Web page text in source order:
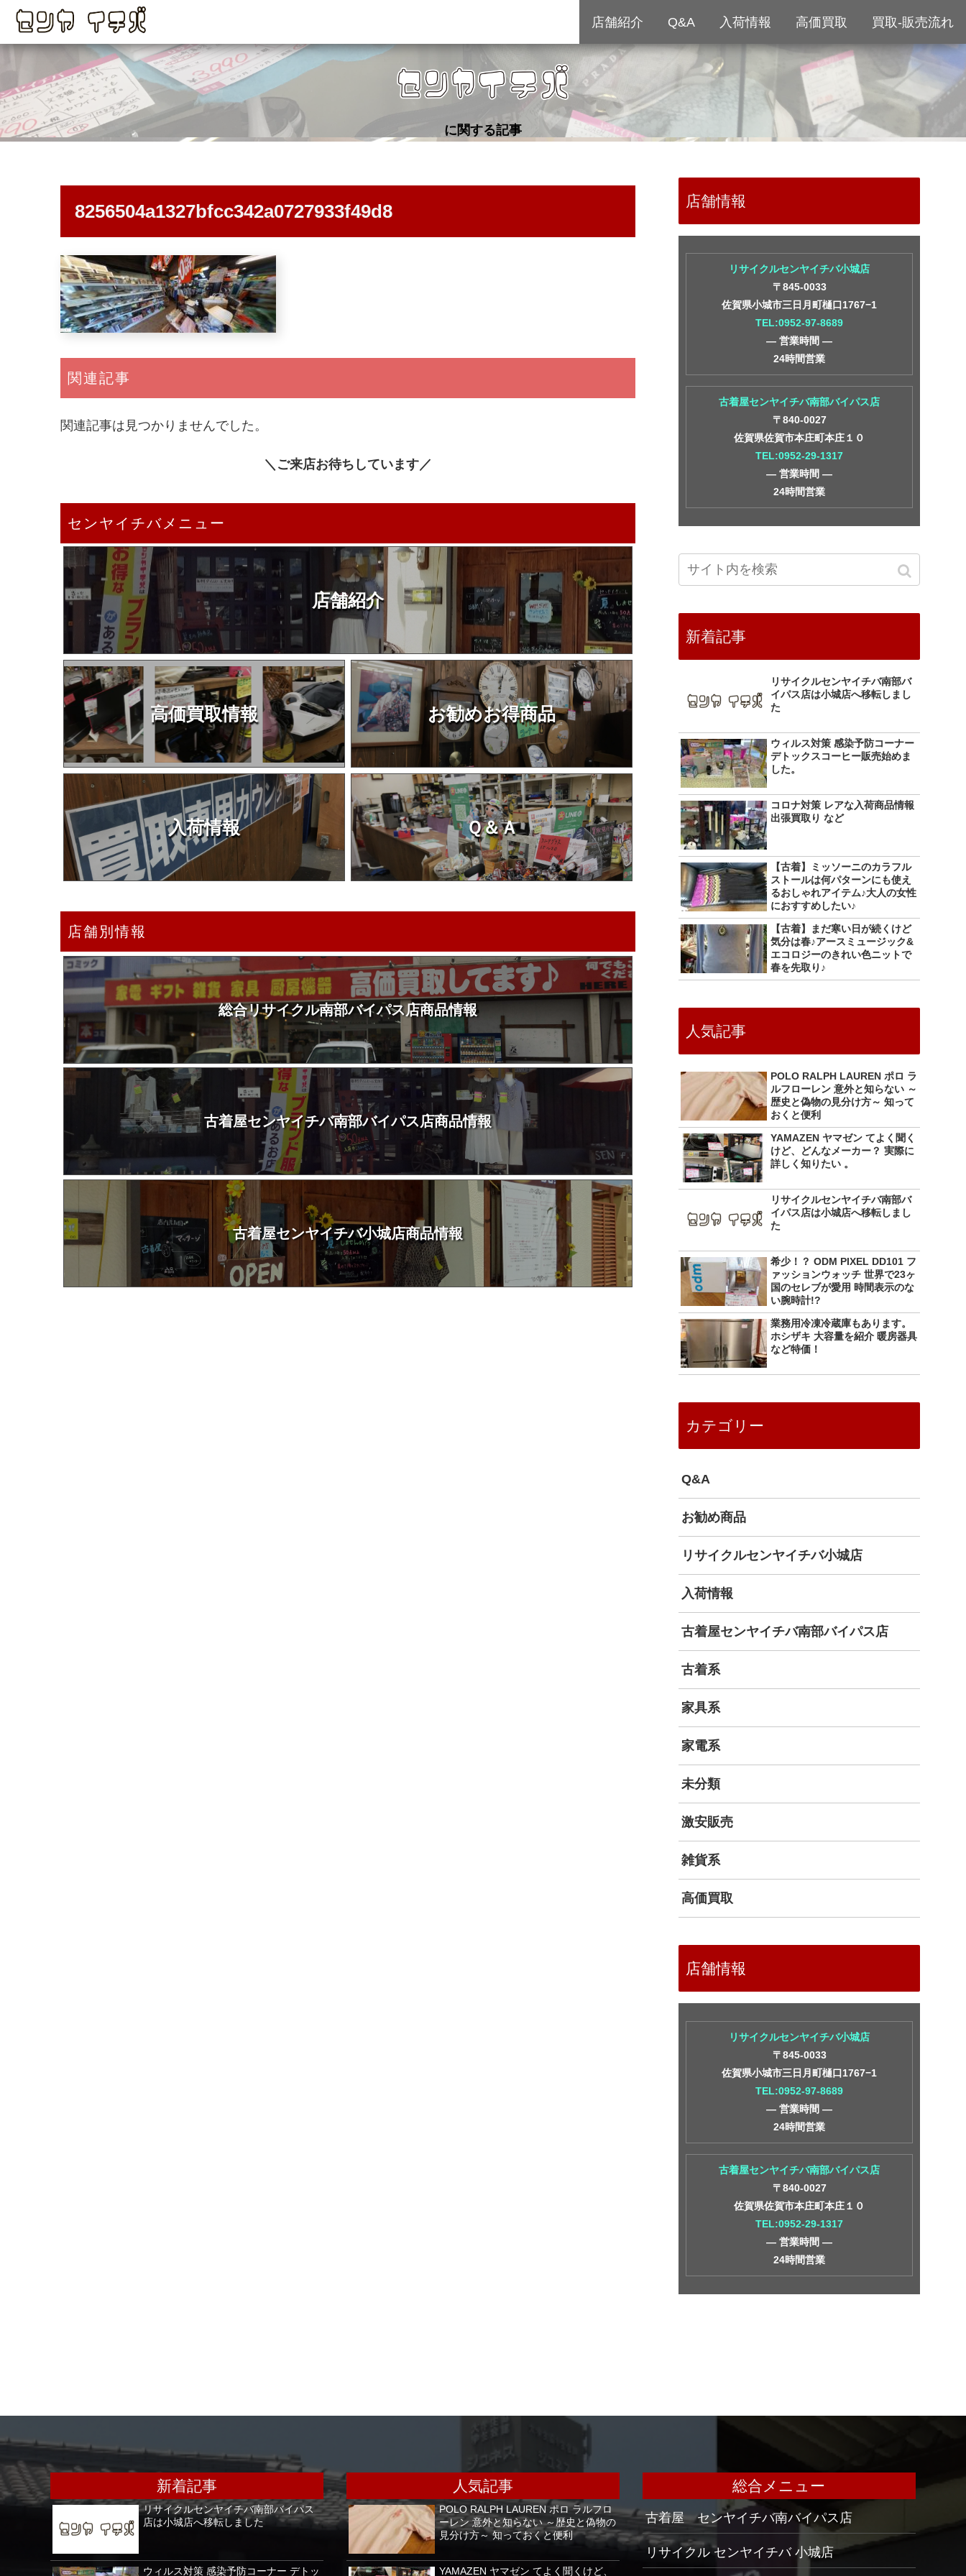
に関する記事
8256504a1327bfcc342a0727933f49d8
関連記事
関連記事は見つかりませんでした。
＼ご来店お待ちしています／
センヤイチバメニュー
店舗紹介
高価買取情報 お勧めお得商品
入荷情報 Ｑ＆Ａ
店舗別情報
総合リサイクル南部バイパス店商品情報
古着屋センヤイチバ南部バイパス店商品情報
古着屋センヤイチバ小城店商品情報
店舗情報
リサイクルセンヤイチバ小城店
〒845-0033
佐賀県小城市三日月町樋口1767−1
TEL:0952-97-8689
― 営業時間 ―
24時間営業
古着屋センヤイチバ南部バイパス店
〒840-0027
佐賀県佐賀市本庄町本庄１０
TEL:0952-29-1317
― 営業時間 ―
24時間営業
新着記事
リサイクルセンヤイチバ南部バ
イパス店は小城店へ移転しまし
た
ウィルス対策 感染予防コーナー
デトックスコーヒー販売始めま
した。
コロナ対策 レアな入荷商品情報
出張買取り など
【古着】ミッソーニのカラフル
ストールは何パターンにも使え
るおしゃれアイテム♪大人の女性
におすすめしたい♪
【古着】まだ寒い日が続くけど
気分は春♪アースミュージック&
エコロジーのきれい色ニットで
春を先取り♪
人気記事
POLO RALPH LAUREN ポロ ラ
ルフローレン 意外と知らない ～
歴史と偽物の見分け方～ 知って
おくと便利
YAMAZEN ヤマゼン てよく聞く
けど、どんなメーカー？ 実際に
詳しく知りたい 。
リサイクルセンヤイチバ南部バ
イパス店は小城店へ移転しまし
た
希少！？ ODM PIXEL DD101 フ
ァッションウォッチ 世界で23ヶ
国のセレブが愛用 時間表示のな
い腕時計!?
業務用冷凍冷蔵庫もあります。
ホシザキ 大容量を紹介 暖房器具
など特価！
カテゴリー
Q&A
お勧め商品
リサイクルセンヤイチバ小城店
入荷情報
古着屋センヤイチバ南部バイパス店
古着系
家具系
家電系
未分類
激安販売
雑貨系
高価買取
店舗情報
リサイクルセンヤイチバ小城店
〒845-0033
佐賀県小城市三日月町樋口1767−1
TEL:0952-97-8689
― 営業時間 ―
24時間営業
古着屋センヤイチバ南部バイパス店
〒840-0027
佐賀県佐賀市本庄町本庄１０
TEL:0952-29-1317
― 営業時間 ―
24時間営業
新着記事
リサイクルセンヤイチバ南部バイパス
店は小城店へ移転しました
ウィルス対策 感染予防コーナー デトッ
人気記事
POLO RALPH LAUREN ポロ ラルフロ
ーレン 意外と知らない ～歴史と偽物の
見分け方～ 知っておくと便利
YAMAZEN ヤマゼン てよく聞くけど、
総合メニュー
古着屋 センヤイチバ南バイパス店
リサイクル センヤイチバ 小城店
店舗紹介 Q&A 入荷情報 高価買取 買取-販売流れ